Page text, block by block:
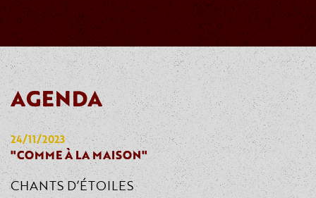
AGENDA
24/11/2023
"COMME À LA MAISON"
CHANTS D’ÉTOILES